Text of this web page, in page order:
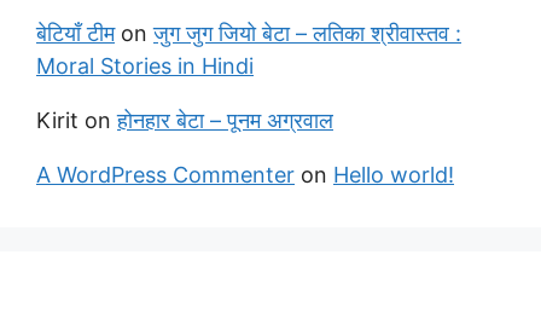
बेटियाँ टीमonजुग जुग जियो बेटा – लतिका श्रीवास्तव :
Moral Stories in Hindi
Kirit onहोनहार बेटा – पूनम अग्रवाल
A WordPress Commenter on Hello world!